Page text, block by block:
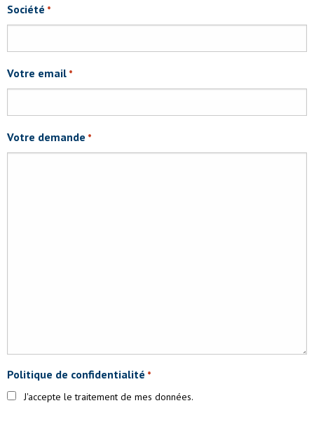
Société *
Votre email *
Votre demande *
Politique de confidentialité *
J'accepte le traitement de mes données.